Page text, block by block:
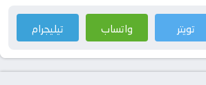
تويتر واتساب تيليجرام